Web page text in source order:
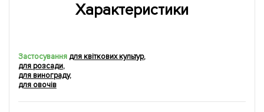
Характеристики
Застосуваннядля квіткових культур,
для розсади,
для винограду,
для овочів